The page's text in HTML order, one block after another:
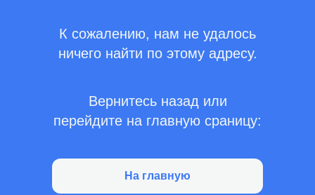
К сожалению, нам не удалось
ничего найти по этому адресу.
Вернитесь назад или
перейдите на главную сраницу:
На главную